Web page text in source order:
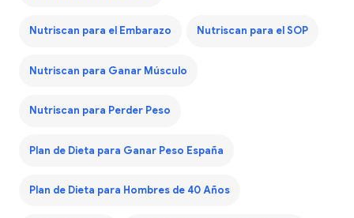
Nutriscan para el Embarazo Nutriscan para el SOP
Nutriscan para Ganar Músculo
Nutriscan para Perder Peso
Plan de Dieta para Ganar Peso España
Plan de Dieta para Hombres de 40 Años